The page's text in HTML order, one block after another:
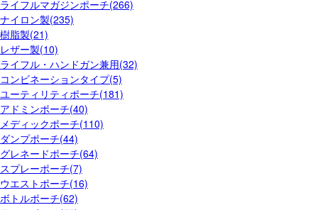
ライフルマガジンポーチ(266)
ナイロン製(235)
樹脂製(21)
レザー製(10)
ライフル・ハンドガン兼用(32)
コンビネーションタイプ(5)
ユーティリティポーチ(181)
アドミンポーチ(40)
メディックポーチ(110)
ダンプポーチ(44)
グレネードポーチ(64)
スプレーポーチ(7)
ウエストポーチ(16)
ボトルポーチ(62)